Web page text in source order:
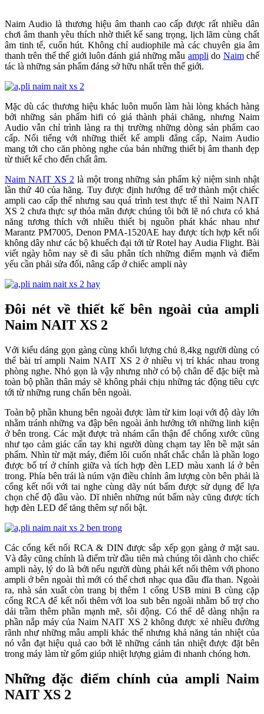
Naim Audio là thương hiệu âm thanh cao cấp được rất nhiều dân
chơi âm thanh yêu thích nhờ thiết kế sang trọng, lịch lãm cùng chất
âm tinh tế, cuốn hút. Không chỉ audiophile mà các chuyên gia âm
thanh trên thế thế giới luôn đánh giá những mẫu ampli do Naimchế
tác là những sản phẩm đáng sở hữu nhất trên thế giới.
Mặc dù các thương hiệu khác luôn muốn làm hài lòng khách hàng
bởi những sản phẩm hifi có giá thành phải chăng, nhưng Naim
Audio vẫn chỉ trình làng ra thị trường những dòng sản phẩm cao
cấp. Nổi tiếng với những thiết kế ampli đẳng cấp, Naim Audio
mang tới cho căn phòng nghe của bản những thiết bị âm thanh đẹp
từ thiết kế cho đến chất âm.
Naim NAIT XS 2 là một trong những sản phẩm kỷ niệm sinh nhật
lần thứ 40 của hãng. Tuy được định hướng để trở thành một chiếc
ampli cao cấp thế nhưng sau quá trình test thực tế thì Naim NAIT
XS 2 chưa thực sự thỏa mãn được chúng tôi bởi lẽ nó chưa có khả
năng tương thích với nhiều thiết bị nguồn phát khác nhau như
Marantz PM7005, Denon PMA-1520AE hay được tích hợp kết nối
không dây như các bộ khuếch đại tới từ Rotel hay Audia Flight. Bài
viết ngày hôm nay sẽ đi sâu phân tích những điểm mạnh và điểm
yếu cần phải sửa đổi, nâng cấp ở chiếc ampli này
Đôi nét về thiết kế bên ngoài của ampli
Naim NAIT XS 2
Với kiểu dáng gọn gàng cùng khối lượng chủ 8,4kg người dùng có
thể bài trí ampli Naim NAIT XS 2 ở nhiều vị trí khác nhau trong
phòng nghe. Nhỏ gọn là vậy nhưng nhờ có bộ chân đế đặc biệt mà
toàn bộ phần thân máy sẽ không phải chịu những tác động tiêu cực
tới từ những rung chấn bên ngoài.
Toàn bộ phần khung bên ngoài được làm từ kim loại với độ dày lớn
nhằm tránh những va đập bên ngoài ảnh hưởng tới những linh kiện
ở bên trong. Các mặt được trà nhám cẩn thận để chống xước cũng
như tạo cảm giác cấn tay khi người dùng chạm tay lên bề mặt sản
phẩm. Nhìn từ mặt máy, điểm lôi cuốn nhất chắc chắn là phần logo
được bố trí ở chính giữa và tích hợp đèn LED màu xanh lá ở bên
trong. Phía bên trái là núm vặn điều chỉnh âm lượng còn bên phải là
cổng kết nối với tai nghe cùng dãy nút bấm được sử dụng để lựa
chọn chế độ đầu vào. Dĩ nhiên những nút bấm này cũng được tích
hợp đèn LED để tăng thêm sự nổi bật.
Các cổng kết nối RCA & DIN được sắp xếp gọn gàng ở mặt sau.
Và đây cũng chính là điểm trừ đầu tiên mà chúng tôi dành cho chiếc
ampli này, lý do là bởi nếu người dùng phải kết nối thêm với phono
ampli ở bên ngoài thì mới có thể chơi nhạc qua đầu đĩa than. Ngoài
ra, nhà sản xuất còn trang bị thêm 1 cổng USB mini B cùng cặp
cổng RCA để kết nối thêm với loa sub bên ngoài nhằm bổ trợ cho
dải trầm thêm phần mạnh mẽ, sôi động. Có thể dễ dàng nhận ra
phần nắp máy của Naim NAIT XS 2 không được xẻ nhiều đường
rãnh như những mẫu ampli khác thế nhưng khả năng tản nhiệt của
nó vẫn đạt hiệu quả cao bởi lẽ những cánh tản nhiệt được đặt bên
trong máy làm từ gốm giúp nhiệt lượng giảm đi nhanh chóng hơn.
Những đặc điểm chính của ampli Naim
NAIT XS 2